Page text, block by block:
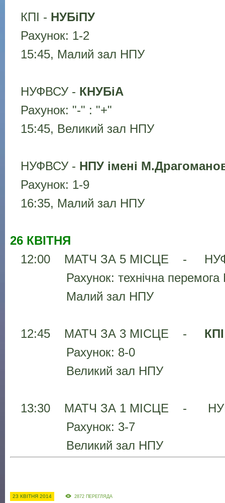
КПІ - НУБіПУ
Рахунок: 1-2
15:45, Малий зал НПУ
НУФВСУ - КНУБіА
Рахунок: "-" : "+"
15:45, Великий зал НПУ
НУФВСУ - НПУ імені
Рахунок: 1-9
16:35, Малий зал НПУ
26 КВІТНЯ
12:00 МАТЧ ЗА 5 МІСЦЕ -
Рахунок: технічна перемога
Малий зал НПУ
12:45 МАТЧ ЗА 3 МІСЦЕ - КПІ
Рахунок: 8-0
Великий зал НПУ
13:30 МАТЧ ЗА 1 МІСЦЕ -
Рахунок: 3-7
Великий зал НПУ
23 КВІТНЯ 2014 2872 ПЕРЕГЛЯДА